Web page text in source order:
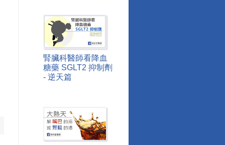
腎臟科醫師看降血
糖藥 SGLT2 抑制劑
- 逆天篇